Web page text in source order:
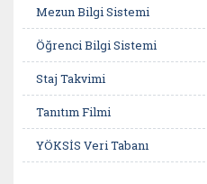
Mezun Bilgi Sistemi
Öğrenci Bilgi Sistemi
Staj Takvimi
Tanıtım Filmi
YÖKSİS Veri Tabanı